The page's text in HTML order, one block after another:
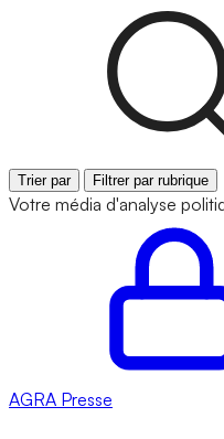
Trier par Filtrer par rubrique
Votre média d'analyse
AGRA Presse